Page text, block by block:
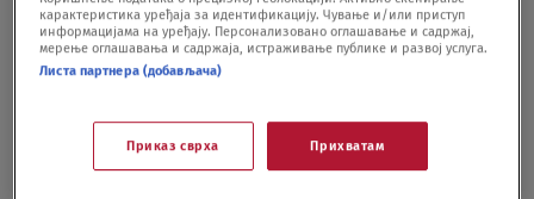
Bulli postao ID.Buzz
AUTO10.03.22.
карактеристика уређаја за идентификацију. Чување и/или приступ
информацијама на уређају. Персонализовано оглашавање и садржај,
мерење оглашавања и садржаја, истраживање публике и развој услуга.
Листа партнера (добављача)
Приказ сврха Прихватам